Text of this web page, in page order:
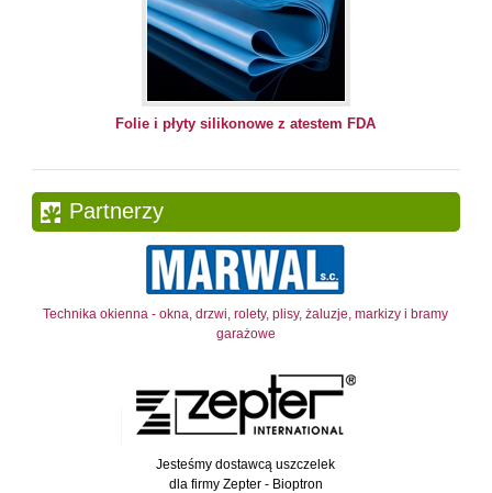
Folie i płyty silikonowe z atestem FDA
Partnerzy
Technika okienna - okna, drzwi, rolety, plisy, żaluzje, markizy i bramy
garażowe
Jesteśmy dostawcą uszczelek
dla firmy Zepter - Bioptron